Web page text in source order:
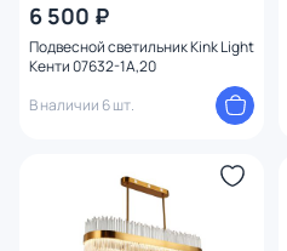
6 500 ₽
Подвесной светильник Kink Light
Кенти 07632-1A,20
В наличии 6 шт.
Форма 1
Форма плафона
Функции